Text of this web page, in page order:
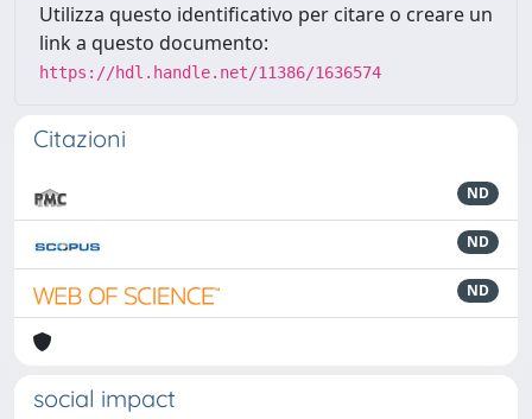
Utilizza questo identificativo per citare o creare un
link a questo documento:
https://hdl.handle.net/11386/1636574
Citazioni
ND
ND
ND
social impact